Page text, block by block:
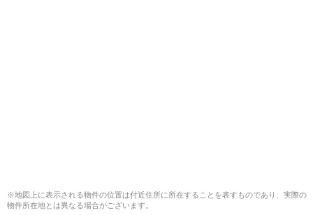
※地図上に表示される物件の位置は付近住所に所在することを表すものであり、実際の
物件所在地とは異なる場合がございます。